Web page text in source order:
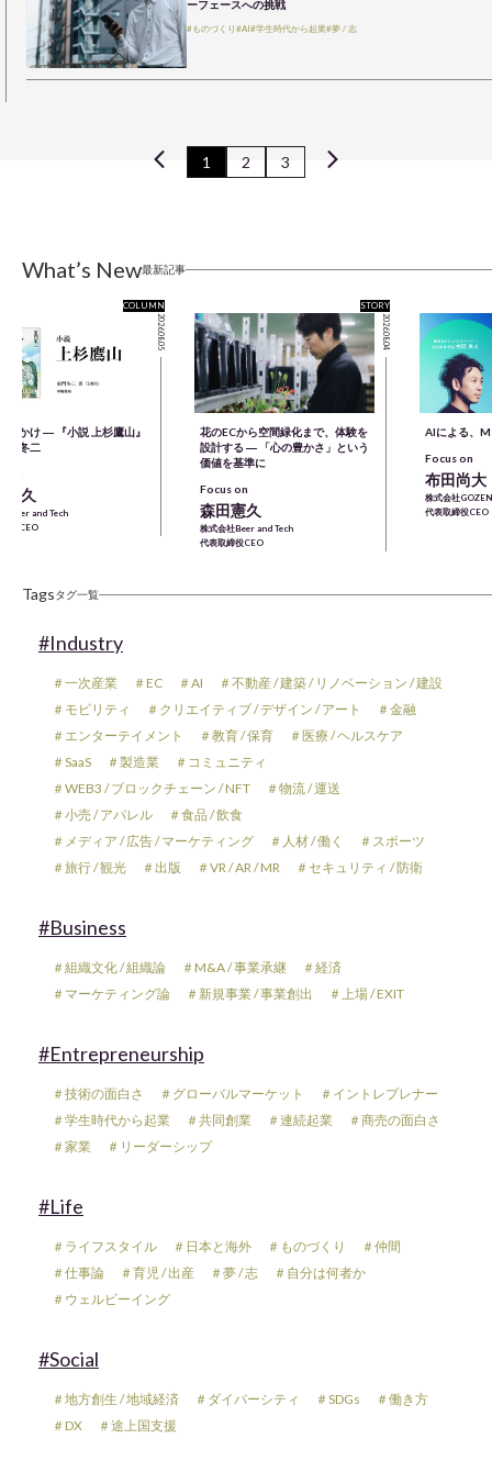
ーフェースへの挑戦
#ものづくり #AI#学生時代から起業#夢 / 志
1 2 3
What’s New最新記事
COLUMN
2026.08.05
っかけ ― 『小説 上杉鷹山』
門冬二
憲久
Beer and Tech
役CEO
STORY
2026.08.04
花のECから空間緑化まで、体験を
設計する ― 「心の豊かさ」という
価値を基準に
Focus on
森田憲久
株式会社Beer and Tech
代表取締役CEO
AIによる、
Focus on
布田尚大
株式会社GOZEN
代表取締役CEO
Tagsタグ一覧
#Industry
＃一次産業 ＃EC ＃AI
＃不動産 / 建築 / リノベーション / 建設
＃モビリティ
＃クリエイティブ / デザイン / アート
＃金融
＃エンターテイメント
＃教育 / 保育
＃医療 / ヘルスケア
＃SaaS
＃製造業
＃コミュニティ
＃WEB3 / ブロックチェーン / NFT
＃物流 / 運送
＃小売 / アパレル
＃食品 / 飲食
＃メディア / 広告 / マーケティング
＃人材 / 働く
＃スポーツ
＃旅行 / 観光
＃出版 ＃VR / AR / MR ＃セキュリティ / 防衛
#Business
＃組織文化 / 組織論 ＃M&A / 事業承継
＃経済
＃マーケティング論
＃新規事業 / 事業創出 ＃上場 / EXIT
#Entrepreneurship
＃技術の面白さ ＃グローバルマーケット
＃イントレプレナー
＃学生時代から起業
＃共同創業 ＃連続起業
＃商売の面白さ
＃家業
＃リーダーシップ
#Life
＃ライフスタイル ＃日本と海外 ＃ものづくり
＃仲間
＃仕事論
＃育児 / 出産 ＃夢 / 志
＃自分は何者か
＃ウェルビーイング
#Social
＃地方創生 / 地域経済 ＃ダイバーシティ ＃SDGs
＃働き方
＃DX
＃途上国支援